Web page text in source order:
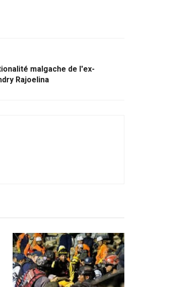
malgache de l'ex-
Rajoelina